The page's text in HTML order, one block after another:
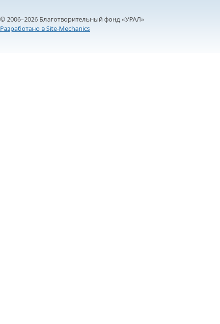
© 2006–2026 Благотворительный фонд «УРАЛ»
Разработано в Site-Mechanics